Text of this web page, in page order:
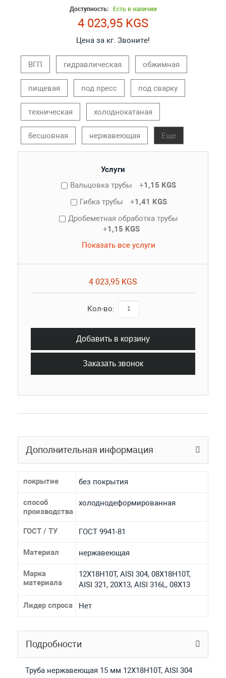
Доступность: Есть в наличии
4 023,95 KGS
Цена за кг. Звоните!
ВГП гидравлическая обжимная
пищевая под пресс под сварку
техническая холоднокатаная
бесшовная нержавеющая Еще
Услуги
Вальцовка трубы
+1,15 KGS
Гибка трубы
+1,41 KGS
Дробеметная обработка трубы
+1,15 KGS
Показать все услуги
4 023,95 KGS
Кол-во:
Добавить в корзину
Заказать звонок
Дополнительная информация
покрытие без покрытия
способ
производства
холоднодеформированная
ГОСТ / ТУ ГОСТ 9941-81
Материал нержавеющая
Марка
материала
12Х18Н10Т, AISI 304, 08Х18Н10Т,
AISI 321, 20Х13, AISI 316L, 08Х13
Лидер спроса Нет
Подробности
Труба нержавеющая 15 мм 12Х18Н10Т, AISI 304